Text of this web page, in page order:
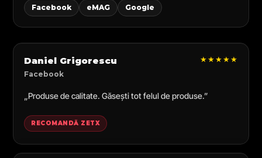
Facebook eMAG Google
Daniel Grigorescu
Facebook
★★★★★
„Produse de calitate. Găsești tot felul de produse.”
RECOMANDĂ ZETX